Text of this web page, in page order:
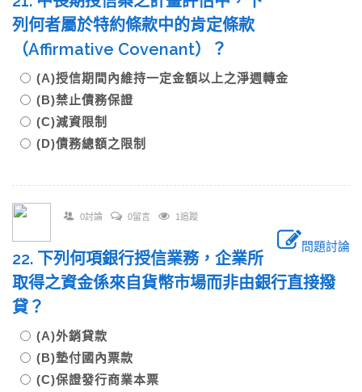
列何者屬於特約條款中的肯定條款
（Affirmative Covenant）？
(A)授信期間內維持一定金額以上之淨週轉金
(B)禁止債務保證
(C)減資限制
(D)債務總額之限制
0討論 0留言 1追蹤
問題討論
22. 下列何項銀行授信業務，企業所
取得之資金係來自貨幣市場而非由銀行直接撥
貸？
(A)外銷貸款
(B)墊付國內票款
(C)保證發行商業本票